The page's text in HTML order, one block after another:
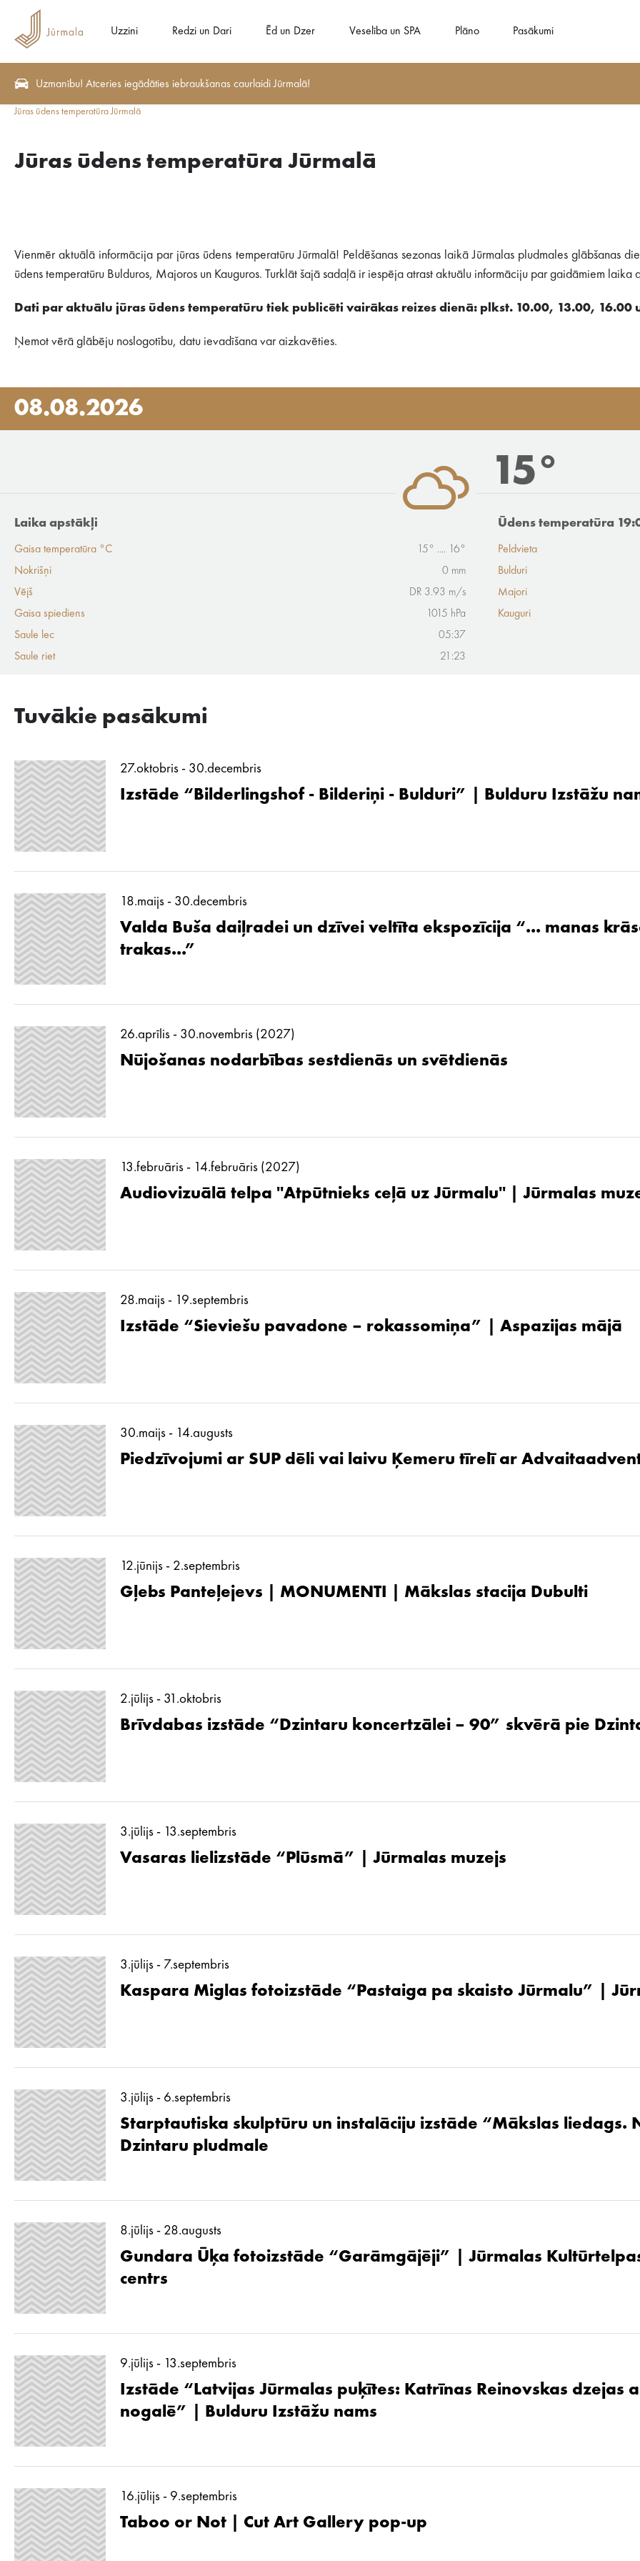
Uzzini Redzi un Dari Ēd un Dzer Veselība un SPA Plāno Pasākumi
Uzmanību! Atceries iegādāties iebraukšanas caurlaidi Jūrmalā!
Jūras ūdens temperatūra Jūrmalā
Jūras ūdens temperatūra Jūrmalā
Vienmēr aktuālā informācija par jūras ūdens temperatūru Jūrmalā! Peldēšanas sezonas laikā Jūrmalas pludmales glābšanas
ūdens temperatūru Bulduros, Majoros un Kauguros. Turklāt šajā sadaļā ir iespēja atrast aktuālu informāciju par gaidāmiem
Dati par aktuālu jūras ūdens temperatūru tiek publicēti vairākas reizes dienā: plkst. 10.00, 13.00, 16.00
Ņemot vērā glābēju noslogotību, datu ievadīšana var aizkavēties.
08.08.2026
15°
Laika apstākļi
Gaisa temperatūra °C
15° .... 16°
Nokrišņi
0 mm
Vējš
DR 3.93 m/s
Gaisa spiediens
1015 hPa
Saule lec
05:37
Saule riet
21:23
Ūdens temperatūra
Peldvieta
Bulduri
Majori
Kauguri
Tuvākie pasākumi
27.oktobris - 30.decembris
Izstāde “Bilderlingshof - Bilderiņi - Bulduri” | Bulduru Izstāžu
18.maijs - 30.decembris
Valda Buša daiļradei un dzīvei veltīta ekspozīcija “... manas
trakas...”
26.aprīlis - 30.novembris (2027)
Nūjošanas nodarbības sestdienās un svētdienās
13.februāris - 14.februāris (2027)
Audiovizuālā telpa ''Atpūtnieks ceļā uz Jūrmalu'' | Jūrmalas
28.maijs - 19.septembris
Izstāde “Sieviešu pavadone – rokassomiņa” | Aspazijas mājā
30.maijs - 14.augusts
Piedzīvojumi ar SUP dēli vai laivu Ķemeru tīrelī ar
12.jūnijs - 2.septembris
Gļebs Panteļejevs | MONUMENTI | Mākslas stacija Dubulti
2.jūlijs - 31.oktobris
Brīvdabas izstāde “Dzintaru koncertzālei – 90” skvērā pie
3.jūlijs - 13.septembris
Vasaras lielizstāde “Plūsmā” | Jūrmalas muzejs
3.jūlijs - 7.septembris
Kaspara Miglas fotoizstāde “Pastaiga pa skaisto Jūrmalu” |
3.jūlijs - 6.septembris
Starptautiska skulptūru un instalāciju izstāde “Mākslas liedags.
Dzintaru pludmale
8.jūlijs - 28.augusts
Gundara Ūķa fotoizstāde “Garāmgājēji” | Jūrmalas
centrs
9.jūlijs - 13.septembris
Izstāde “Latvijas Jūrmalas puķītes: Katrīnas Reinovskas dzejas
nogalē” | Bulduru Izstāžu nams
16.jūlijs - 9.septembris
Taboo or Not | Cut Art Gallery pop-up